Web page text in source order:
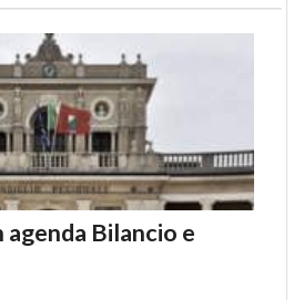
agenda Bilancio e